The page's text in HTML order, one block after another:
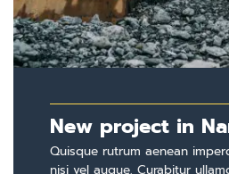
New project in
Quisque rutrum aenean
nisi vel augue. Curabitur